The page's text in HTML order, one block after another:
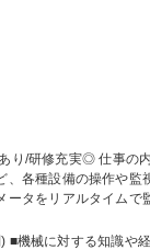
をお任せします。 【具体
タをリアルタイム
制御システムによ
各種連休あり/研修充実◎
る知識や経験のある